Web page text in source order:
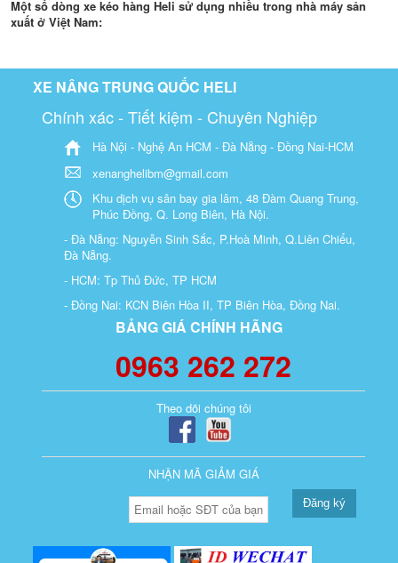
Một số dòng xe kéo hàng Heli sử dụng nhiều trong nhà máy sản
xuất ở Việt Nam:
XE NÂNG TRUNG QUỐC HELI
Chính xác - Tiết kiệm - Chuyên Nghiệp
Hà Nội - Nghệ An HCM - Đà Nẵng - Đồng Nai-HCM
xenanghelibm@gmail.com
Khu dịch vụ sân bay gia lâm, 48 Đàm Quang Trung,
Phúc Đồng, Q. Long Biên, Hà Nội.
- Đà Nẵng: Nguyễn Sinh Sắc, P.Hoà Minh, Q.Liên Chiểu,
Đà Nẵng.
- HCM: Tp Thủ Đức, TP HCM
- Đồng Nai: KCN Biên Hòa II, TP Biên Hòa, Đồng Nai.
BẢNG GIÁ CHÍNH HÃNG
0963 262 272
Theo dõi chúng tôi
NHẬN MÃ GIẢM GIÁ
Đăng ký